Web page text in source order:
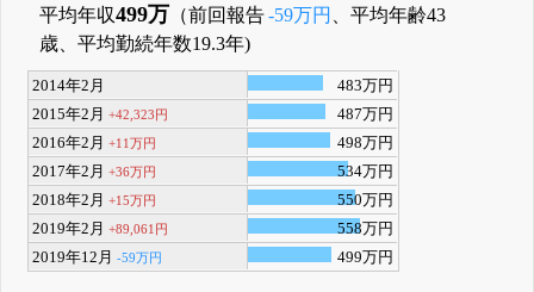
平均年収499万 （前回報告-59万円
、平均年齢43
歳、平均勤続年数19.3年)
2014年2月
483万円
2015年2月+42,323円
487万円
2016年2月+11万円
498万円
2017年2月+36万円
534万円
2018年2月+15万円
550万円
2019年2月+89,061円
558万円
2019年12月-59万円 499万円